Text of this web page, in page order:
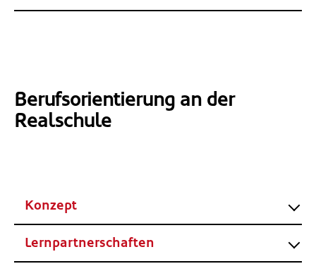
Berufsorientierung an der
Realschule
Konzept
Lernpartnerschaften